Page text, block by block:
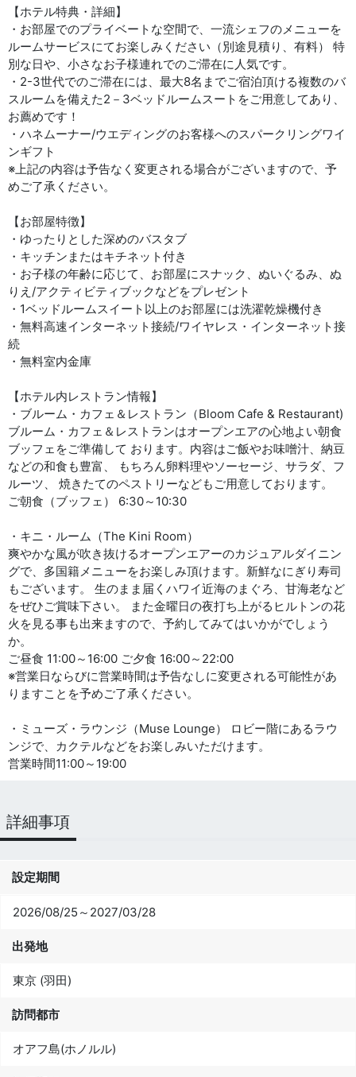
【ホテル特典・詳細】
・お部屋でのプライベートな空間で、一流シェフのメニューを
ルームサービスにてお楽しみください（別途見積り、有料） 特
別な日や、小さなお子様連れでのご滞在に人気です。
・2-3世代でのご滞在には、最大8名までご宿泊頂ける複数のバ
スルームを備えた2－3ベッドルームスートをご用意してあり、
お薦めです！
・ハネムーナー/ウエディングのお客様へのスパークリングワイ
ンギフト
※上記の内容は予告なく変更される場合がございますので、予
めご了承ください。
【お部屋特徴】
・ゆったりとした深めのバスタブ
・キッチンまたはキチネット付き
・お子様の年齢に応じて、お部屋にスナック、ぬいぐるみ、ぬ
りえ/アクティビティブックなどをプレゼント
・1ベッドルームスイート以上のお部屋には洗濯乾燥機付き
・無料高速インターネット接続/ワイヤレス・インターネット接
続
・無料室内金庫
【ホテル内レストラン情報】
・ブルーム・カフェ＆レストラン（Bloom Cafe & Restaurant)
ブルーム・カフェ＆レストランはオープンエアの心地よい朝食
ブッフェをご準備して おります。内容はご飯やお味噌汁、納豆
などの和食も豊富、 もちろん卵料理やソーセージ、サラダ、フ
ルーツ、 焼きたてのペストリーなどもご用意しております。
ご朝食（ブッフェ） 6:30～10:30
・キニ・ルーム（The Kini Room）
爽やかな風が吹き抜けるオープンエアーのカジュアルダイニン
グで、多国籍メニューをお楽しみ頂けます。新鮮なにぎり寿司
もございます。 生のまま届くハワイ近海のまぐろ、甘海老など
をぜひご賞味下さい。 また金曜日の夜打ち上がるヒルトンの花
火を見る事も出来ますので、予約してみてはいかがでしょう
か。
ご昼食 11:00～16:00 ご夕食 16:00～22:00
※営業日ならびに営業時間は予告なしに変更される可能性があ
りますことを予めご了承ください。
・ミューズ・ラウンジ（Muse Lounge） ロビー階にあるラウ
ンジで、カクテルなどをお楽しみいただけます。
営業時間11:00～19:00
詳細事項
設定期間
2026/08/25～2027/03/28
出発地
東京 (羽田)
訪問都市
オアフ島(ホノルル)